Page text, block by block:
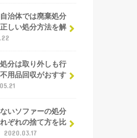
治体では廃棄処分
しい処分方法を解
分は取り外しも行
用品回収がおすす
いソファーの処分
ぞれの捨て方を比
2020.03.17